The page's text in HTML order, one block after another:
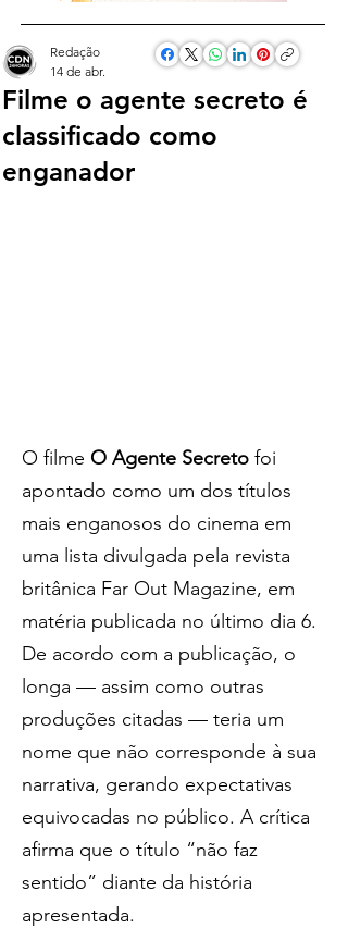
Filme o agente secreto é
classificado como
enganador
Redação
14 de abr.
O filme O Agente Secreto foi
apontado como um dos títulos
mais enganosos do cinema em
uma lista divulgada pela revista
britânica Far Out Magazine, em
matéria publicada no último dia 6.
De acordo com a publicação, o
longa — assim como outras
produções citadas — teria um
nome que não corresponde à sua
narrativa, gerando expectativas
equivocadas no público. A crítica
afirma que o título “não faz
sentido” diante da história
apresentada.